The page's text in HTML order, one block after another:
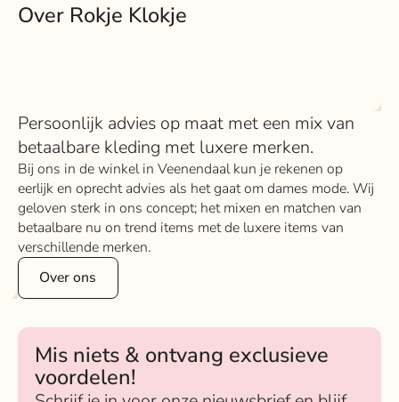
Over Rokje Klokje
Persoonlijk advies op maat met een mix van
betaalbare kleding met luxere merken.
Bij ons in de winkel in Veenendaal kun je rekenen op
eerlijk en oprecht advies als het gaat om dames mode. Wij
geloven sterk in ons concept; het mixen en matchen van
betaalbare nu on trend items met de luxere items van
verschillende merken.
Over ons
Mis niets & ontvang exclusieve
voordelen!